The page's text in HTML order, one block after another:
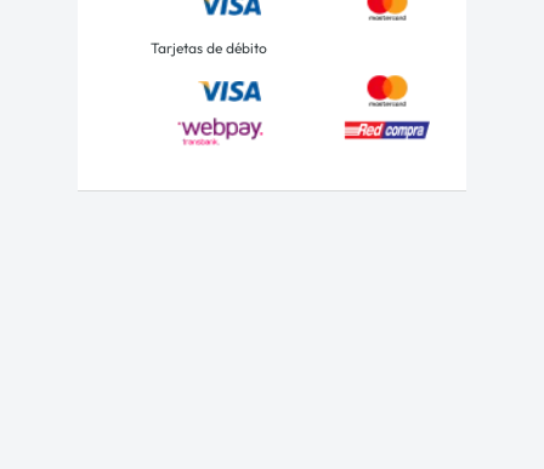
Tarjetas de débito